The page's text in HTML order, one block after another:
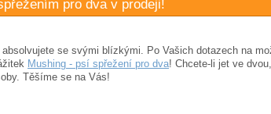
pro dva v prodeji!
se svými blízkými. Po Vašich dotazech na
Mushing - psí spřežení pro dva! Chcete-li jet ve
Těšíme se na Vás!